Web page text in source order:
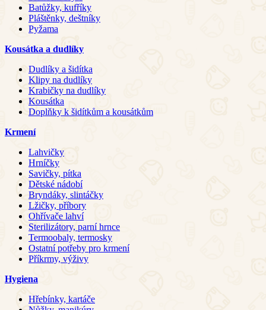
Batůžky, kufříky
Pláštěnky, deštníky
Pyžama
Kousátka a dudlíky
Dudlíky a šidítka
Klipy na dudlíky
Krabičky na dudlíky
Kousátka
Doplňky k šidítkům a kousátkům
Krmení
Lahvičky
Hrníčky
Savičky, pítka
Dětské nádobí
Bryndáky, slintáčky
Lžičky, příbory
Ohřívače lahví
Sterilizátory, parní hrnce
Termoobaly, termosky
Ostatní potřeby pro krmení
Příkrmy, výživy
Hygiena
Hřebínky, kartáče